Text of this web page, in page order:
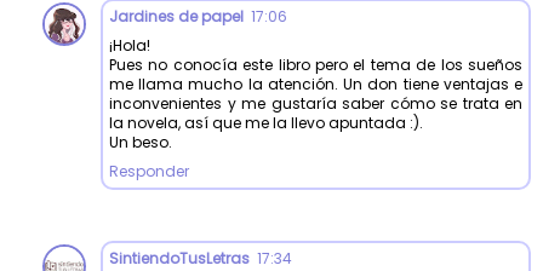
Jardines de papel 17:06
¡Hola!
Pues no conocía este libro pero el tema de los sueños
me llama mucho la atención. Un don tiene ventajas e
inconvenientes y me gustaría saber cómo se trata en
la novela, así que me la llevo apuntada :).
Un beso.
Responder
SintiendoTusLetras 17:34